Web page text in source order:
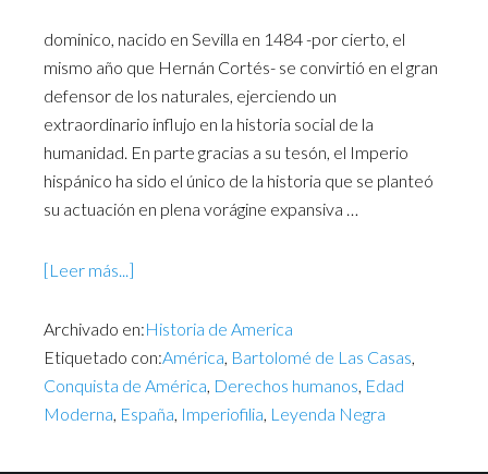
dominico, nacido en Sevilla en 1484 -por cierto, el
mismo año que Hernán Cortés- se convirtió en el gran
defensor de los naturales, ejerciendo un
extraordinario influjo en la historia social de la
humanidad. En parte gracias a su tesón, el Imperio
hispánico ha sido el único de la historia que se planteó
su actuación en plena vorágine expansiva …
[Leer más...]
Archivado en:Historia de America
Etiquetado con:América, Bartolomé de Las Casas,
Conquista de América, Derechos humanos, Edad
Moderna, España, Imperiofilia, Leyenda Negra